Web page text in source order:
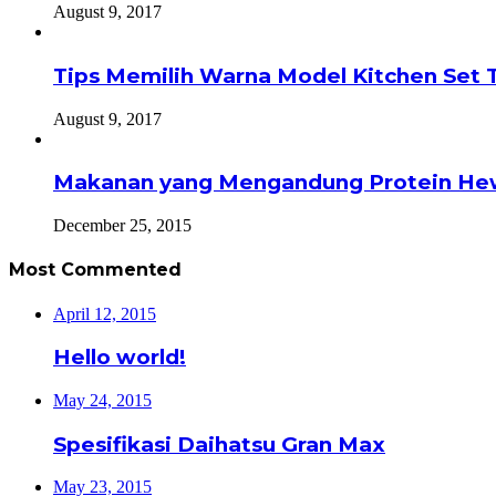
August 9, 2017
Tips Memilih Warna Model Kitchen Set
August 9, 2017
Makanan yang Mengandung Protein
December 25, 2015
Most Commented
April 12, 2015
Hello world!
May 24, 2015
Spesifikasi Daihatsu Gran Max
May 23, 2015